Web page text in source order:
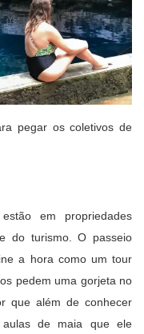
pegar os coletivos de
em propriedades
do turismo. O passeio
a hora como um tour
pedem uma gorjeta no
que além de conhecer
de maia que ele